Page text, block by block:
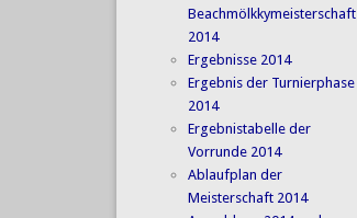
Beachmölkkymeisterschaft
2014
Ergebnisse 2014
Ergebnis der Turnierphase
2014
Ergebnistabelle der
Vorrunde 2014
Ablaufplan der
Meisterschaft 2014